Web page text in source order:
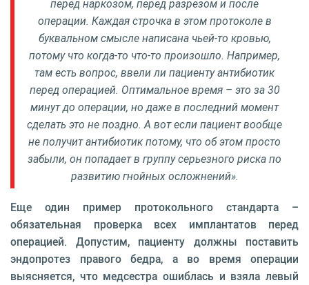
перед наркозом, перед разрезом и после
операции. Каждая строчка в этом протоколе в
буквальном смысле написана чьей-то кровью,
потому что когда-то что-то произошло. Например,
там есть вопрос, ввели ли пациенту антибиотик
перед операцией. Оптимальное время – это за 30
минут до операции, но даже в последний момент
сделать это не поздно. А вот если пациент вообще
не получит антибиотик потому, что об этом просто
забыли, он попадает в группу серьезного риска по
развитию гнойных осложнений».
Еще один пример протокольного стандарта –
обязательная проверка всех имплантатов перед
операцией. Допустим, пациенту должны поставить
эндопротез правого бедра, а во время операции
выясняется, что медсестра ошиблась и взяла левый